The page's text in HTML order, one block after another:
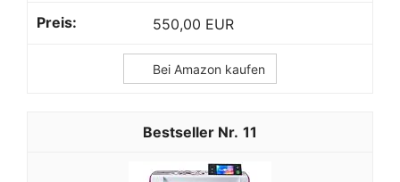
550,00 EUR
Bei Amazon kaufen
11